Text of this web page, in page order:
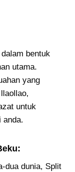
bentuk
utama.
yang
untuk
anda.
dua dunia, Split